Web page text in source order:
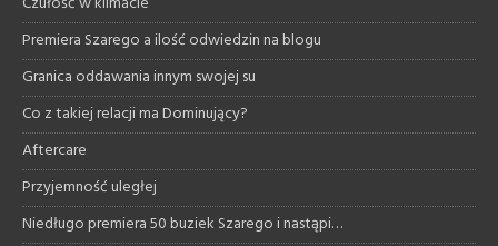
Premiera Szarego a ilość odwiedzin na blogu
Granica oddawania innym swojej su
Co z takiej relacji ma Dominujący?
Aftercare
Przyjemność uległej
Niedługo premiera 50 buziek Szarego i nastąpi…